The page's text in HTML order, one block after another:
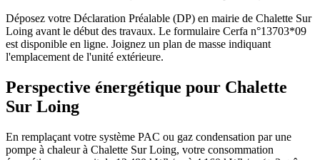
Déposez votre Déclaration Préalable (DP) en mairie de Chalette Sur
Loing avant le début des travaux. Le formulaire Cerfa n°13703*09
est disponible en ligne. Joignez un plan de masse indiquant
l'emplacement de l'unité extérieure.
Perspective énergétique pour Chalette
Sur Loing
En remplaçant votre système PAC ou gaz condensation par une
pompe à chaleur à Chalette Sur Loing, votre consommation